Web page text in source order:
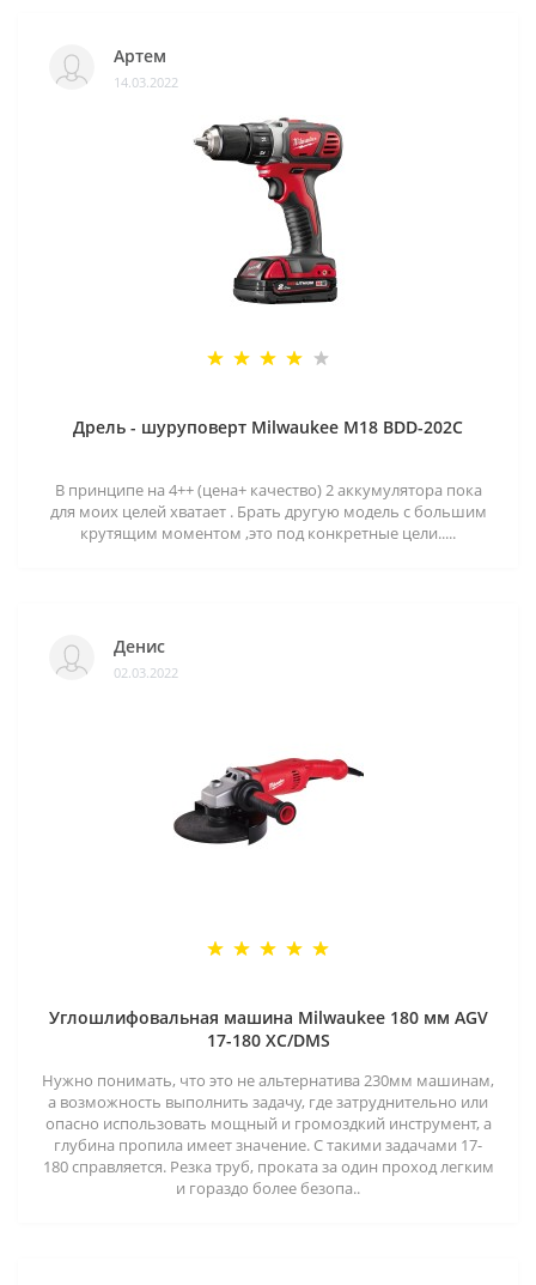
Артем
14.03.2022
Дрель - шуруповерт Milwaukee M18 BDD-202C
В принципе на 4++ (цена+ качество) 2 аккумулятора пока
для моих целей хватает . Брать другую модель с большим
крутящим моментом ,это под конкретные цели.....
Денис
02.03.2022
Углошлифовальная машина Milwaukee 180 мм AGV
17-180 XC/DMS
Нужно понимать, что это не альтернатива 230мм машинам,
а возможность выполнить задачу, где затруднительно или
опасно использовать мощный и громоздкий инструмент, а
глубина пропила имеет значение. С такими задачами 17-
180 справляется. Резка труб, проката за один проход легким
и гораздо более безопа..